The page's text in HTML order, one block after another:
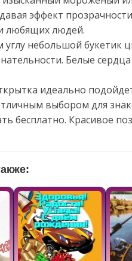
эффект
любящих людей.
небольшой букетик
Белые
идеально
выбором для
бесплатно. Красивое